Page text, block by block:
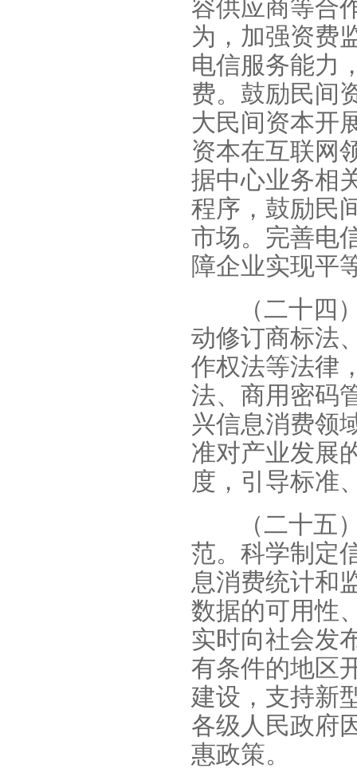
容供应商等合
为，加强资费
电信服务能力
费。鼓励民间
大民间资本开
资本在互联网
据中心业务相
程序，鼓励民
市场。完善电
障企业实现平
（二十四
动修订商标法
作权法等法律
法、商用密码
兴信息消费领
准对产业发展
度，引导标准
（二十五
范。科学制定
息消费统计和
数据的可用性
实时向社会发
有条件的地区
建设，支持新
各级人民政府
惠政策。